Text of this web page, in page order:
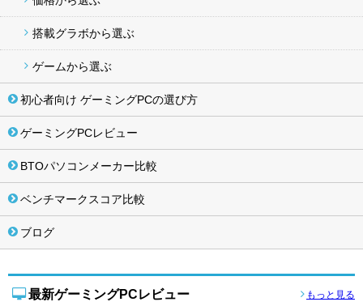
搭載グラボから選ぶ
ゲームから選ぶ
初心者向け ゲーミングPCの選び方
ゲーミングPCレビュー
BTOパソコンメーカー比較
ベンチマークスコア比較
ブログ
最新ゲーミングPCレビュー もっと見る